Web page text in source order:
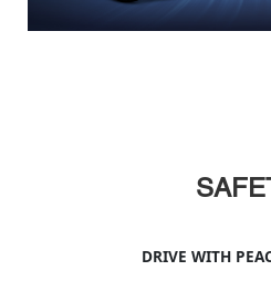
DRIVE WITH